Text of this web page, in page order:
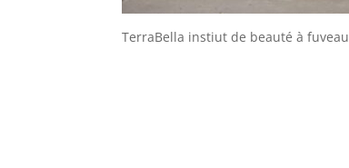
TerraBella instiut de beauté à fuveau